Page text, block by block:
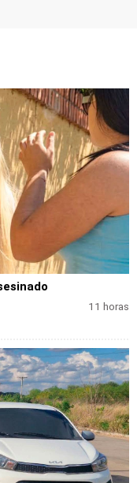
11 horas